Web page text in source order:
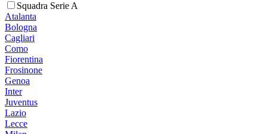
Squadra Serie A
Atalanta
Bologna
Cagliari
Como
Fiorentina
Frosinone
Genoa
Inter
Juventus
Lazio
Lecce